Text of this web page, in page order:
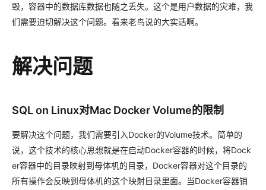
毁，容器中的数据库数据也随之丢失。这个是用户数据的灾难，我
们需要迫切解决这个问题。看来老鸟说的大实话啊。
解决问题
SQL on Linux对Mac Docker Volume的限制
要解决这个问题，我们需要引入Docker的Volume技术。简单的
说，这个技术的核心思想就是在启动Docker容器的时候，将Dock
er容器中的目录映射到母体机的目录，Docker容器对这个目录的
所有操作会反映到母体机的这个映射目录里面。当Docker容器销